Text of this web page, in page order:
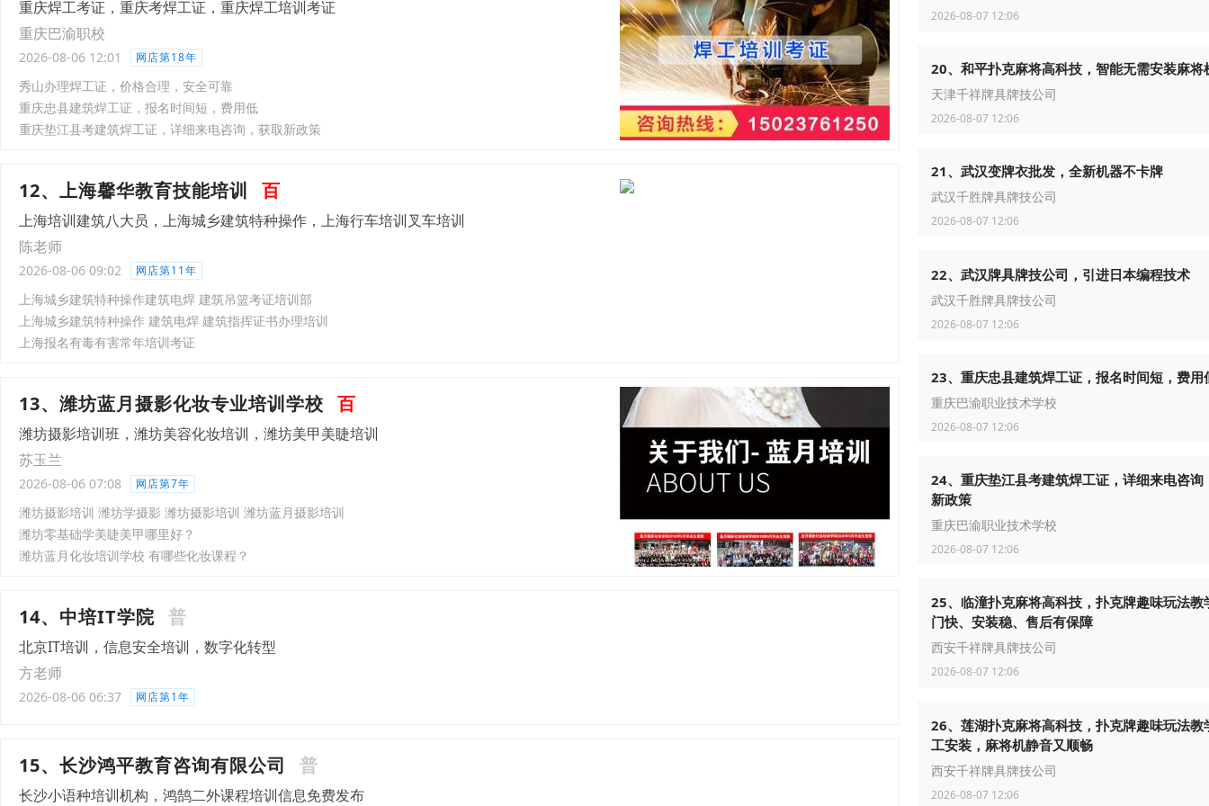
重庆焊工考证，重庆考焊工证，重庆焊工培训考证
重庆巴渝职校
2026-08-06 12:01 网店第18年
秀山办理焊工证，价格合理，安全可靠
重庆忠县建筑焊工证，报名时间短，费用低
重庆垫江县考建筑焊工证，详细来电咨询，获取新政策
12、上海馨华教育技能培训 百
上海培训建筑八大员，上海城乡建筑特种操作，上海行车培训叉车培训
陈老师
2026-08-06 09:02 网店第11年
上海城乡建筑特种操作建筑电焊 建筑吊篮考证培训部
上海城乡建筑特种操作 建筑电焊 建筑指挥证书办理培训
上海报名有毒有害常年培训考证
13、潍坊蓝月摄影化妆专业培训学校 百
潍坊摄影培训班，潍坊美容化妆培训，潍坊美甲美睫培训
苏玉兰
2026-08-06 07:08 网店第7年
潍坊摄影培训 潍坊学摄影 潍坊摄影培训 潍坊蓝月摄影培训
潍坊零基础学美睫美甲哪里好？
潍坊蓝月化妆培训学校 有哪些化妆课程？
14、中培IT学院 普
北京IT培训，信息安全培训，数字化转型
方老师
2026-08-06 06:37 网店第1年
15、长沙鸿平教育咨询有限公司 普
长沙小语种培训机构，鸿鹄二外课程培训信息免费发布
2026-08-07 12:06
20、和平扑克麻将高科技，智能无需安装麻将
天津千祥牌具牌技公司
2026-08-07 12:06
21、武汉变牌衣批发，全新机器不卡牌
武汉千胜牌具牌技公司
2026-08-07 12:06
22、武汉牌具牌技公司，引进日本编程技术
武汉千胜牌具牌技公司
2026-08-07 12:06
23、重庆忠县建筑焊工证，报名时间短，费用
重庆巴渝职业技术学校
2026-08-07 12:06
24、重庆垫江县考建筑焊工证，详细来电咨询
新政策
重庆巴渝职业技术学校
2026-08-07 12:06
25、临潼扑克麻将高科技，扑克牌趣味玩法教
门快、安装稳、售后有保障
西安千祥牌具牌技公司
2026-08-07 12:06
26、莲湖扑克麻将高科技，扑克牌趣味玩法教
工安装，麻将机静音又顺畅
西安千祥牌具牌技公司
2026-08-07 12:06